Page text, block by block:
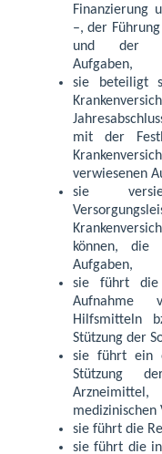
Finanzierung
–, der
und der
Aufgaben,
sie beteiligt
mit der
verwiesenen
sie
können, die
Aufgaben,
sie führt die
Aufnahme
Hilfsmitteln
Stützung der
sie führt ein
Stützung
medizinischen
sie führt die
sie führt die